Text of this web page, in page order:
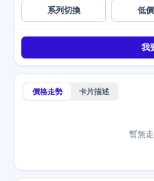
系列切換 低
我
價格走勢 卡片描述
暫無